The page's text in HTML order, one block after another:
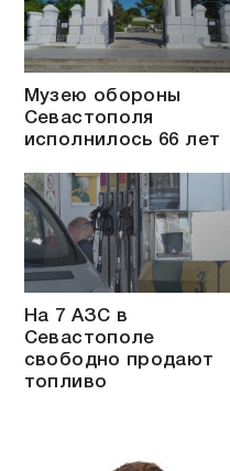
Музею обороны
Севастополя
исполнилось 66 лет
На 7 АЗС в
Севастополе
свободно продают
топливо